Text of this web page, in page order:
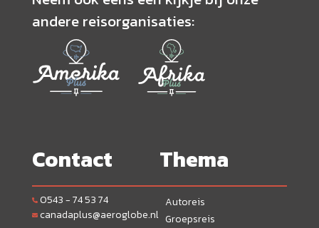
andere reisorganisaties:
Contact
0543 - 74 53 74
canadaplus@aeroglobe.nl
Thema
Autoreis
Groepsreis